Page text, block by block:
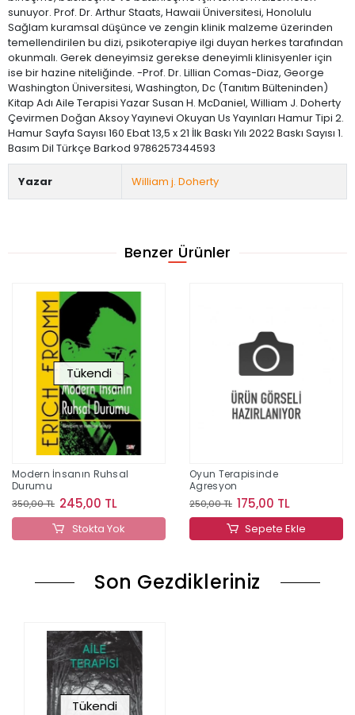
sunuyor. Prof. Dr. Arthur Staats, Hawaii Üniversitesi, Honolulu
Sağlam kuramsal düşünce ve zengin klinik malzeme üzerinden
temellendirilen bu dizi, psikoterapiye ilgi duyan herkes tarafından
okunmalı. Gerek deneyimsiz gerekse deneyimli klinisyenler için
ise bir hazine niteliğinde. -Prof. Dr. Lillian Comas-Diaz, George
Washington Üniversitesi, Washington, Dc (Tanıtım Bülteninden)
Kitap Adı Aile Terapisi Yazar Susan H. McDaniel, William J. Doherty
Çevirmen Doğan Aksoy Yayınevi Okuyan Us Yayınları Hamur Tipi 2.
Hamur Sayfa Sayısı 160 Ebat 13,5 x 21 İlk Baskı Yılı 2022 Baskı Sayısı 1.
Basım Dil Türkçe Barkod 9786257344593
Yazar William j. Doherty
Benzer Ürünler
Tükendi
Modern İnsanın Ruhsal
Durumu
350,00 TL 245,00 TL
Stokta Yok
Oyun Terapisinde
Agresyon
250,00 TL 175,00 TL
Sepete Ekle
Son Gezdikleriniz
Tükendi